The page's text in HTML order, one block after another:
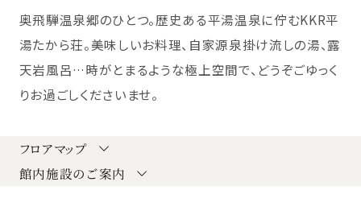
奥飛騨温泉郷のひとつ。歴史ある平湯温泉に佇むKKR平
湯たから荘。美味しいお料理、自家源泉掛け流しの湯、露
天岩風呂…時がとまるような極上空間で、どうぞごゆっく
りお過ごしくださいませ。
フロアマップ
館内施設のご案内